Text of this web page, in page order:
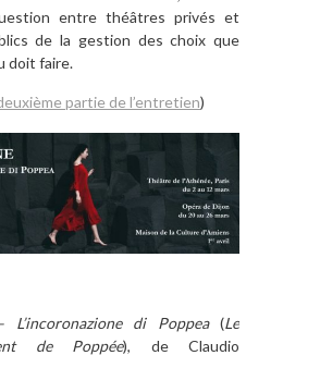
entre théâtres privés et
de la gestion des choix que
doit faire.
partie de l’entretien)
L’incoronazione di Poppea(Le
de Poppée), de Claudio